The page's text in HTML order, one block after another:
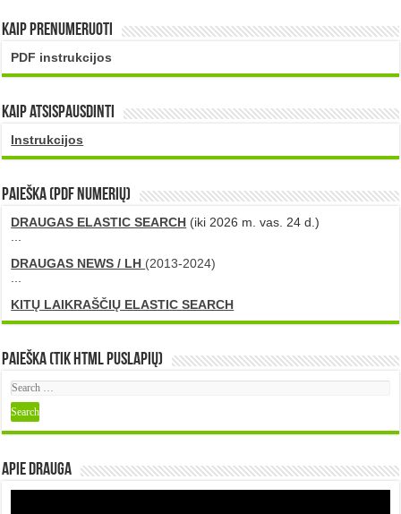
Kaip prenumeruoti
PDF instrukcijos
Kaip atsispausdinti
Instrukcijos
PAIEŠKA (PDF numerių)
DRAUGAS ELASTIC SEARCH (iki 2026 m. vas. 24 d.)
DRAUGAS NEWS / LH (2013-2024)
KITŲ LAIKRAŠČIŲ ELASTIC SEARCH
Paieška (tik HTML puslapių)
Apie DRAUGA